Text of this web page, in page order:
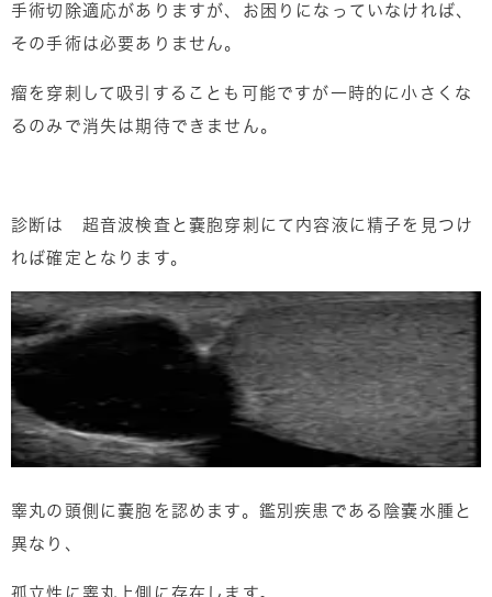
手術切除適応がありますが、お困りになっていなければ、
その手術は必要ありません。
瘤を穿刺して吸引することも可能ですが一時的に小さくな
るのみで消失は期待できません。
診断は 超音波検査と嚢胞穿刺にて内容液に精子を見つけ
れば確定となります。
睾丸の頭側に嚢胞を認めます。鑑別疾患である陰嚢水腫と
異なり、
孤立性に睾丸上側に存在します。